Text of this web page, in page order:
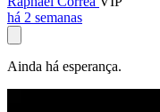
há 2 semanas
Ainda há esperança.